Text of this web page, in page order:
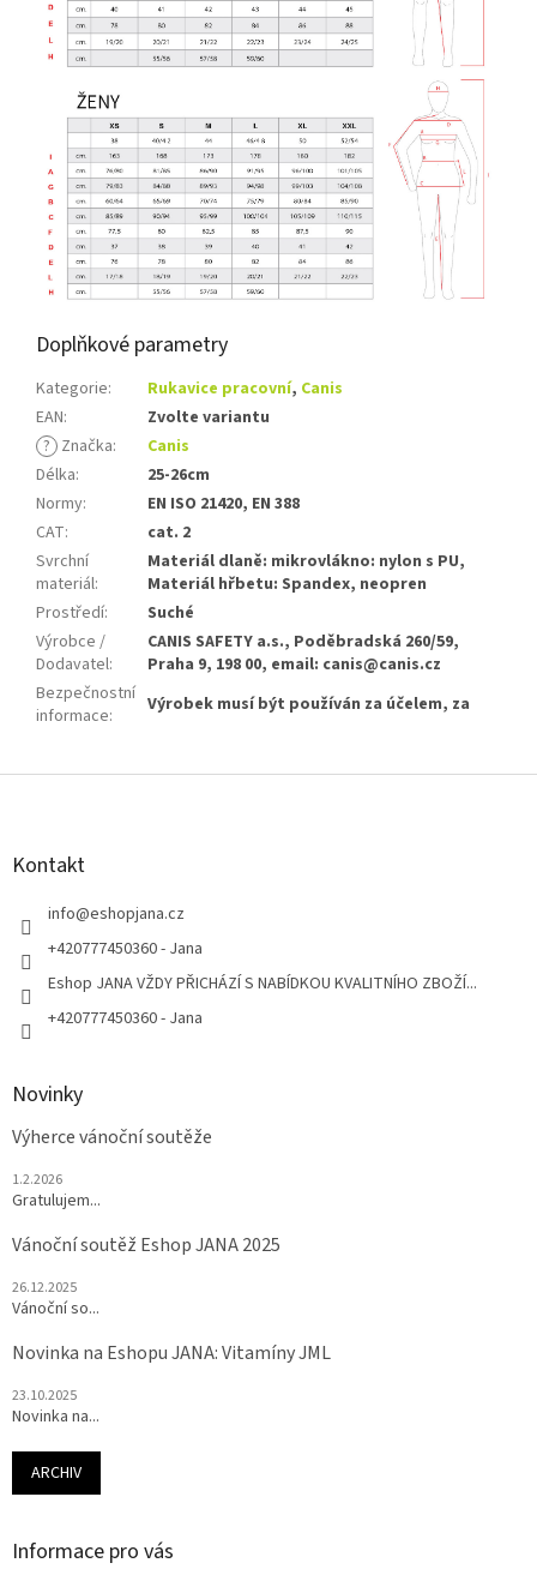
Doplňkové parametry
Kategorie: Rukavice pracovní, Canis
EAN:
Zvolte variantu
? Značka:
Canis
Délka:
25-26cm
Normy:
EN ISO 21420, EN 388
CAT:
cat. 2
Svrchní
materiál:
Materiál dlaně: mikrovlákno: nylon s PU,
Materiál hřbetu: Spandex, neopren
Prostředí:
Suché
Výrobce /
Dodavatel:
CANIS SAFETY a.s., Poděbradská 260/59,
Praha 9, 198 00, email: canis@canis.cz
Bezpečnostní
informace: Výrobek musí být používán za účelem, za
Z
Kontakt
info@eshopjana.cz
+420777450360 - Jana
Eshop JANA VŽDY PŘICHÁZÍ S NABÍDKOU KVALITNÍHO ZBOŽÍ...
+420777450360 - Jana
Novinky
Výherce vánoční soutěže
1.2.2026
Gratulujem...
Vánoční soutěž Eshop JANA 2025
26.12.2025
Vánoční so...
Novinka na Eshopu JANA: Vitamíny JML
23.10.2025
Novinka na...
ARCHIV
Informace pro vás